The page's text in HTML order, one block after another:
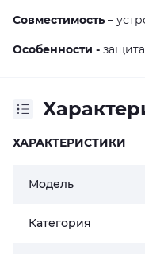
Совместимость –
Особенности -
ХАРАКТЕРИСТИКИ
Модель
Категория